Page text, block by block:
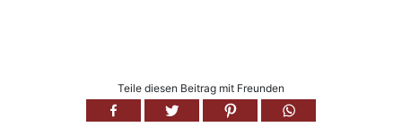
Teile diesen Beitrag mit Freunden